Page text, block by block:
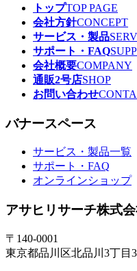
トップTOP PAGE
会社方針CONCEPT
サービス・製品
サポート・FAQ
会社概要COMPANY
通販2号店SHOP
お問い合わせ
バナースペース
サービス・製品一覧
サポート・FAQ
オンラインショップ
アサヒリサーチ株式
〒140-0001
東京都品川区北品川3丁目